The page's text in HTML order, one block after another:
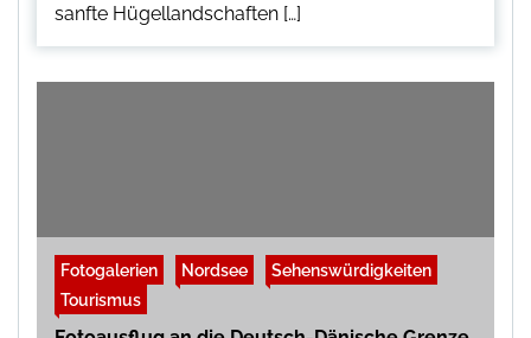
sanfte Hügellandschaften […]
Fotogalerien Nordsee
Sehenswürdigkeiten
Tourismus